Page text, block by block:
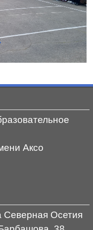
Аксо
Северная Осетия